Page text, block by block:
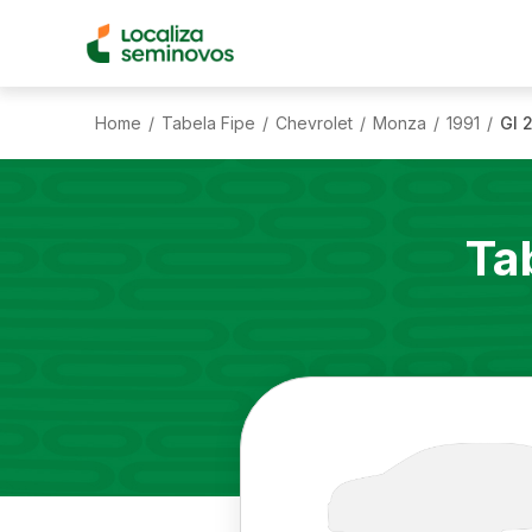
Home / Tabela Fipe / Chevrolet / Monza / 1991 / Gl